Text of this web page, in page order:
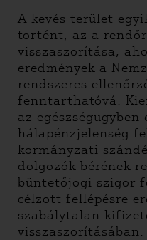
A kevés terület
történt, az a
visszaszorítása,
eredmények a
rendszeres
fenntarthatóvá.
az
hálapénzjelenség
kormányzati
dolgozók bérének
büntetőjogi szigor
célzott fellépésre
szabálytalan
visszaszorításában.